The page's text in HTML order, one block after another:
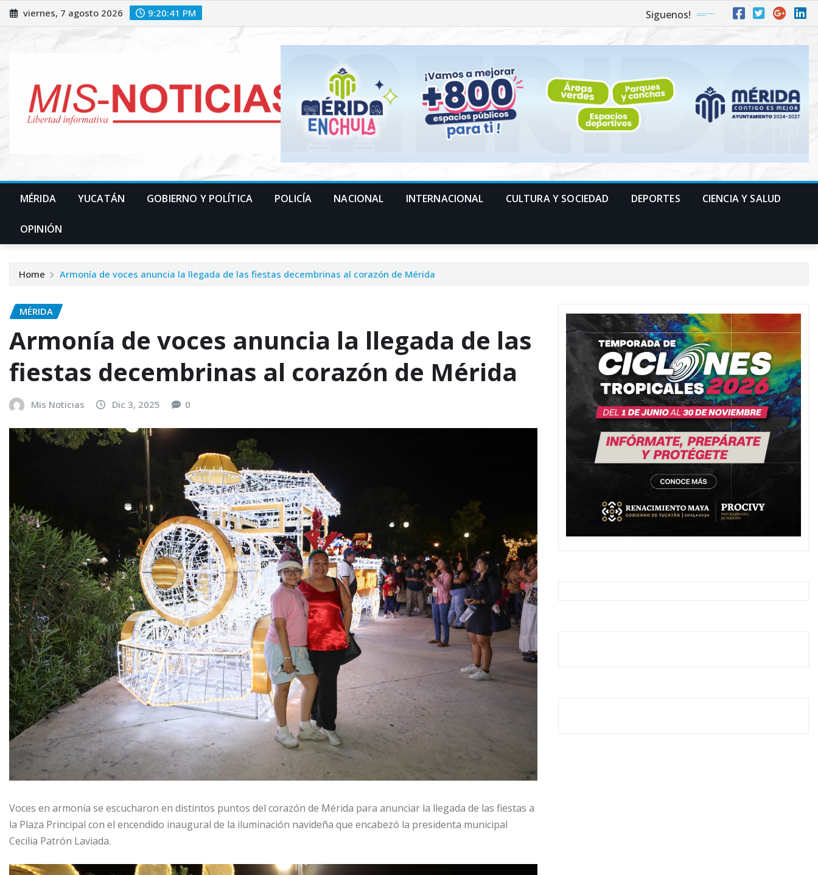
Skip
to
viernes, 7 agosto 2026 9:20:42 PM Siguenos!
MÉRIDA YUCATÁN GOBIERNO Y POLÍTICA POLICÍA NACIONAL INTERNACIONAL CULTURA Y SOCIEDAD DEPORTES CIENCIA Y SALUD
OPINIÓN
Home Armonía de voces anuncia la llegada de las fiestas decembrinas al corazón de Mérida
MÉRIDA
Armonía de voces anuncia la llegada de las
fiestas decembrinas al corazón de Mérida
Mis Noticias Dic 3, 2025 0
Voces en armonía se escucharon en distintos puntos del corazón de Mérida para anunciar la llegada de las fiestas a
la Plaza Principal con el encendido inaugural de la iluminación navideña que encabezó la presidenta municipal
Cecilia Patrón Laviada.